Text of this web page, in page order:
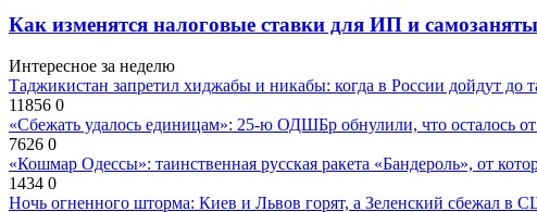
Как изменятся налоговые ставки для ИП и
Интересное за неделю
Таджикистан запретил хиджабы и никабы: когда в России дойдут до
11856 0
«Сбежать удалось единицам»: 25-ю ОДШБр обнулили, что осталось от
7626 0
«Кошмар Одессы»: таинственная русская ракета «Бандероль», от
1434 0
Ночь огненного шторма: Киев и Львов горят, а Зеленский сбежал в